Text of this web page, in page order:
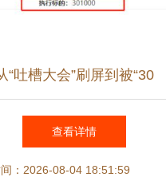
“吐槽大会”刷屏到被“30
”绊倒 台前热闹与幕后隐忧
查看详情
：2026-08-04 18:51:59